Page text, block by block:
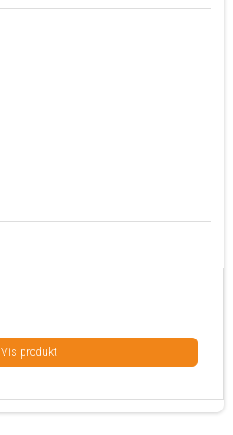
Vis produkt